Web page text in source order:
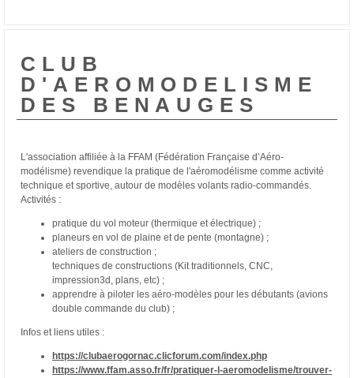
CLUB
D'AEROMODELISME
DES BENAUGES
L'association affiliée à la FFAM (Fédération Française d’Aéro-
modélisme) revendique la pratique de l'aéromodélisme comme activité
technique et sportive, autour de modèles volants radio-commandés.
Activités :
pratique du vol moteur (thermique et électrique) ;
planeurs en vol de plaine et de pente (montagne) ;
ateliers de construction ;
techniques de constructions (Kit traditionnels, CNC,
impression3d, plans, etc) ;
apprendre à piloter les aéro-modèles pour les débutants (avions
double commande du club) ;
Infos et liens utiles :
https://clubaerogornac.clicforum.com/index.php
https://www.ffam.asso.fr/fr/pratiquer-l-aeromodelisme/trouver-